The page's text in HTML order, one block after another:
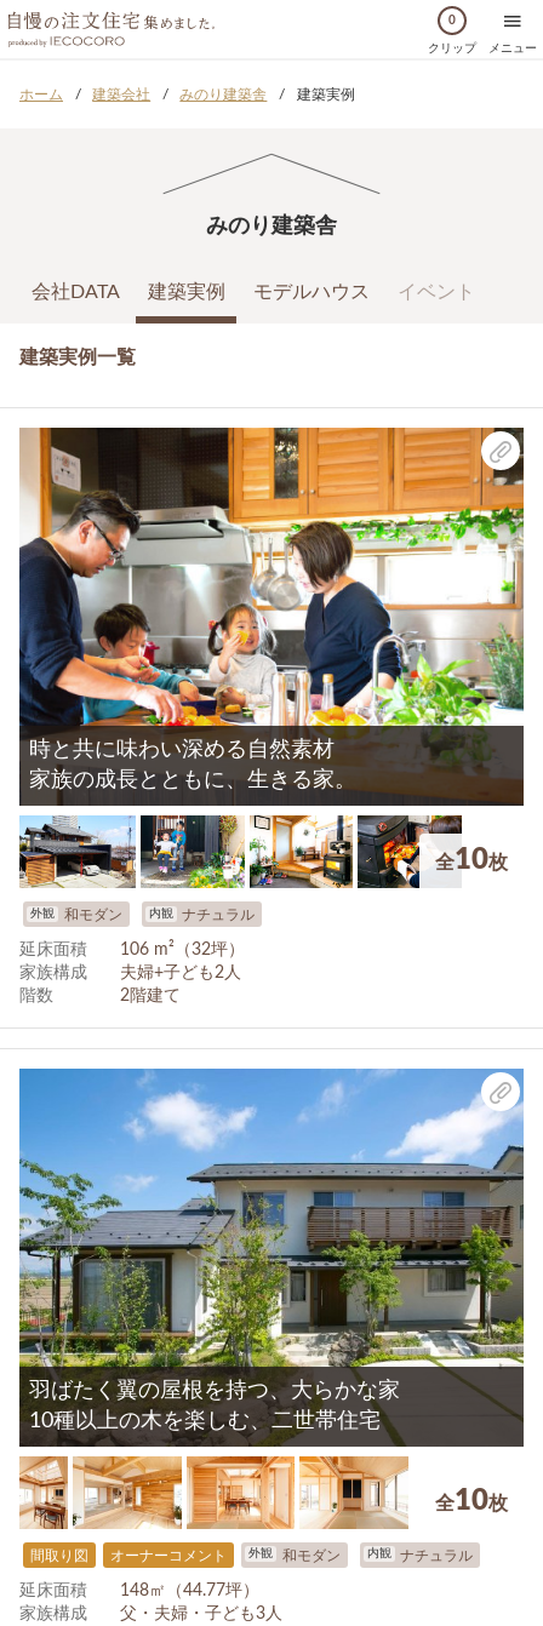
0
クリップ メニュー
ホーム 建築会社 みのり建築舎 建築実例
みのり建築舎
会社DATA 建築実例 モデルハウス イベント
建築実例一覧
時と共に味わい深める自然素材
家族の成長とともに、生きる家。
全10枚
外観 和モダン 内観 ナチュラル
延床面積
106 m²（32坪）
家族構成
夫婦+子ども2人
階数
2階建て
羽ばたく翼の屋根を持つ、大らかな家
10種以上の木を楽しむ、二世帯住宅
全10枚
間取り図 オーナーコメント 外観 和モダン 内観 ナチュラル
延床面積
148㎡（44.77坪）
家族構成
父・夫婦・子ども3人